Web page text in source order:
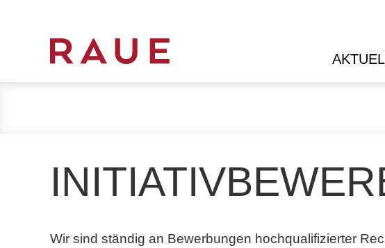
n
Wir sind ständig an Bewerbungen hochqualifizierter